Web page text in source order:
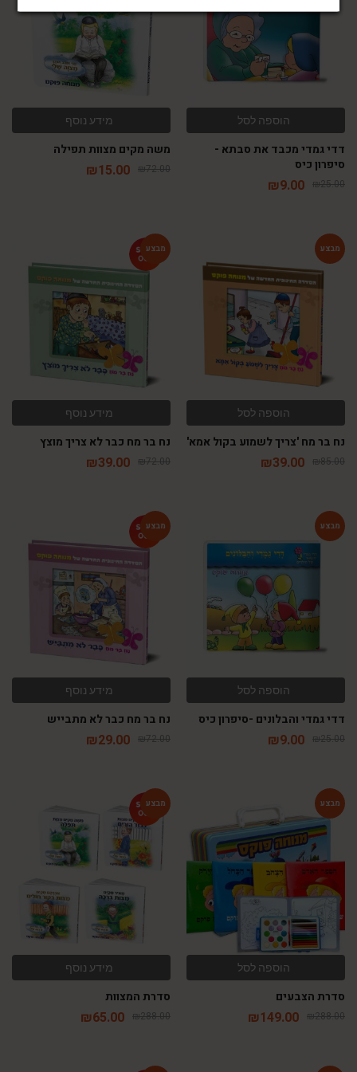
הוספה לסל
דדי גמדי מכבד את סבתא -
סיפרון כיס
₪25.00
₪9.00
מידע נוסף
משה מקים מצוות תפילה
₪72.00
₪15.00
הוספה לסל
נח בר מח 'צריך לשמוע בקול אמא'
₪85.00
₪39.00
מידע נוסף
נח בר מח כבר לא צריך מוצץ
₪72.00
₪39.00
הוספה לסל
דדי גמדי והבלונים -סיפרון כיס
₪25.00
₪9.00
מידע נוסף
נח בר מח כבר לא מתבייש
₪72.00
₪29.00
הוספה לסל
סדרת הצבעים
₪288.00
₪149.00
מידע נוסף
סדרת המצוות
₪288.00
₪65.00